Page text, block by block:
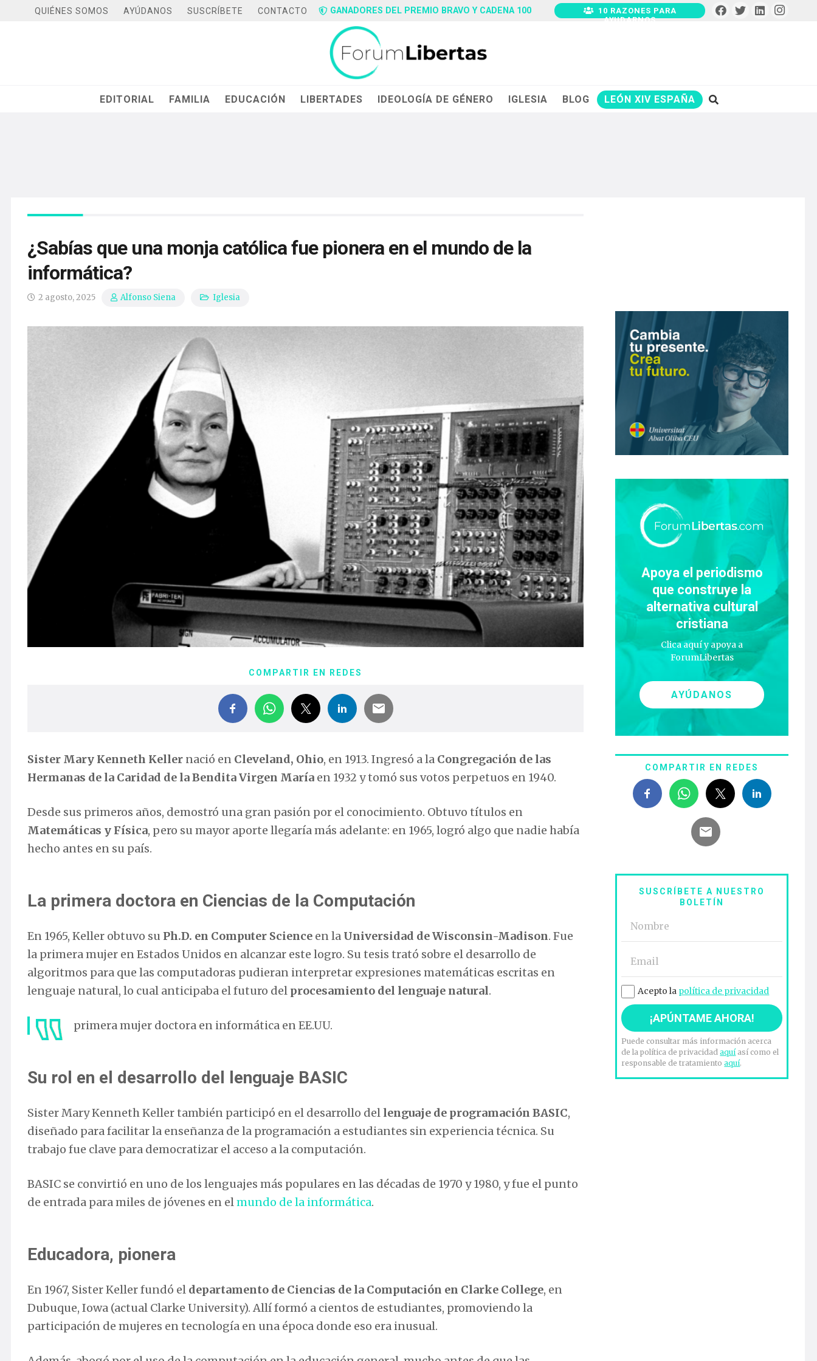
QUIÉNES SOMOS AYÚDANOS SUSCRÍBETE CONTACTO GANADORES DEL PREMIO BRAVO Y CADENA 100
10 RAZONES PARA
AYUDARNOS
EDITORIAL FAMILIA EDUCACIÓN LIBERTADES IDEOLOGÍA DE GÉNERO IGLESIA BLOG LEÓN XIV ESPAÑA
¿Sabías que una monja católica fue pionera en el mundo de la
informática?
2 agosto, 2025 Alfonso Siena Iglesia
COMPARTIR EN REDES
Sister Mary Kenneth Keller nació en Cleveland, Ohio, en 1913. Ingresó a la Congregación de las
Hermanas de la Caridad de la Bendita Virgen María en 1932 y tomó sus votos perpetuos en 1940.
Desde sus primeros años, demostró una gran pasión por el conocimiento. Obtuvo títulos en
Matemáticas y Física, pero su mayor aporte llegaría más adelante: en 1965, logró algo que nadie había
hecho antes en su país.
La primera doctora en Ciencias de la Computación
En 1965, Keller obtuvo su Ph.D. en Computer Science en la Universidad de Wisconsin-Madison. Fue
la primera mujer en Estados Unidos en alcanzar este logro. Su tesis trató sobre el desarrollo de
algoritmos para que las computadoras pudieran interpretar expresiones matemáticas escritas en
lenguaje natural, lo cual anticipaba el futuro del procesamiento del lenguaje natural.
primera mujer doctora en informática en EE.UU.
Su rol en el desarrollo del lenguaje BASIC
Sister Mary Kenneth Keller también participó en el desarrollo del lenguaje de programación BASIC,
diseñado para facilitar la enseñanza de la programación a estudiantes sin experiencia técnica. Su
trabajo fue clave para democratizar el acceso a la computación.
BASIC se convirtió en uno de los lenguajes más populares en las décadas de 1970 y 1980, y fue el punto
de entrada para miles de jóvenes en elmundo de la informática.
Educadora, pionera
En 1967, Sister Keller fundó el departamento de Ciencias de la Computación en Clarke College, en
Dubuque, Iowa (actual Clarke University). Allí formó a cientos de estudiantes, promoviendo la
participación de mujeres en tecnología en una época donde eso era inusual.
Apoya el periodismo
que construye la
alternativa cultural
cristiana
Clica aquí y apoya a
ForumLibertas
AYÚDANOS
COMPARTIR EN REDES
SUSCRÍBETE A NUESTRO
BOLETÍN
Acepto la política de privacidad
Puede consultar más información acerca
de la política de privacidadaquíasí como el
responsable de tratamientoaquí.